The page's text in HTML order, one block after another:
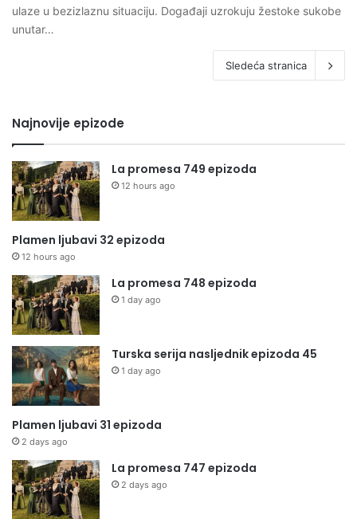
ulaze u bezizlaznu situaciju. Događaji uzrokuju žestoke sukobe
unutar…
Sledeća stranica
Najnovije epizode
La promesa 749 epizoda
12 hours ago
Plamen ljubavi 32 epizoda
12 hours ago
La promesa 748 epizoda
1 day ago
Turska serija nasljednik epizoda 45
1 day ago
Plamen ljubavi 31 epizoda
2 days ago
La promesa 747 epizoda
2 days ago